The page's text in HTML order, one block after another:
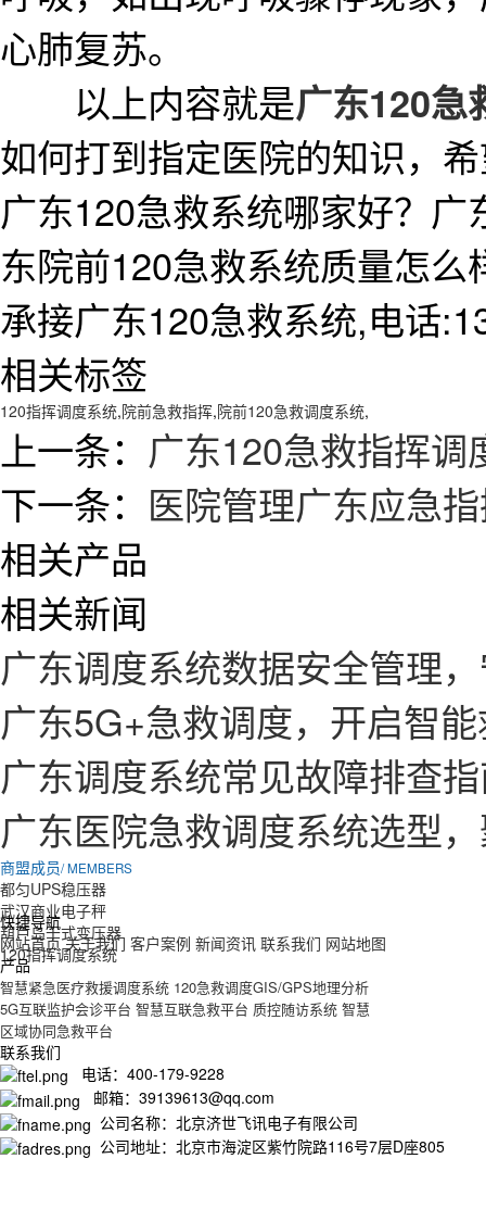
心肺复苏。
以上内容就是广东120急
如何打到指定医院的知识，
广东120急救系统哪家好？
东院前120急救系统质量怎
承接广东120急救系统,电话
相关标签
120指挥调度系统,院前急救指挥,院前120急救调度系统,
上一条： 广东120急救指挥调
下一条： 医院管理广东应急
相关产品
相关新闻
广东调度系统数据安全管理
广东5G+急救调度，开启智
广东调度系统常见故障排查
广东医院急救调度系统选型
商盟成员/ MEMBERS
都匀UPS稳压器
武汉商业电子秤
葫芦岛干式变压器
120指挥调度系统
快捷导航
网站首页 关于我们 客户案例 新闻资讯 联系我们 网站地图
产品
智慧紧急医疗救援调度系统 120急救调度GIS/GPS地理分析
5G互联监护会诊平台 智慧互联急救平台 质控随访系统 智慧
区域协同急救平台
联系我们
电话：400-179-9228
邮箱：39139613@qq.com
公司名称：北京济世飞讯电子有限公司
公司地址：北京市海淀区紫竹院路116号7层D座805